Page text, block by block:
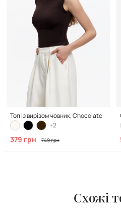
Топ із вирізом човник, Chocolate
+2
379 грн 749 грн
Схожі